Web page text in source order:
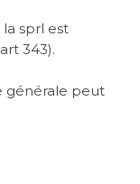
sprl est
343).
générale peut